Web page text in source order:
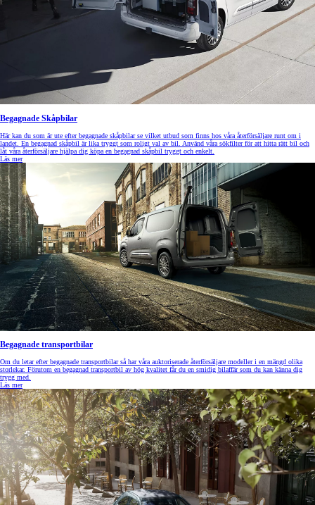
Begagnade Skåpbilar
Här kan du som är ute efter begagnade skåpbilar se vilket utbud som finns hos våra återförsäljare runt om i
landet. En begagnad skåpbil är lika tryggt som roligt val av bil. Använd våra sökfilter för att hitta rätt bil och
låt våra återförsäljare hjälpa dig köpa en begagnad skåpbil tryggt och enkelt.
Läs mer
Begagnade transportbilar
Om du letar efter begagnade transportbilar så har våra auktoriserade återförsäljare modeller i en mängd olika
storlekar. Förutom en begagnad transportbil av hög kvalitet får du en smidig bilaffär som du kan känna dig
trygg med.
Läs mer